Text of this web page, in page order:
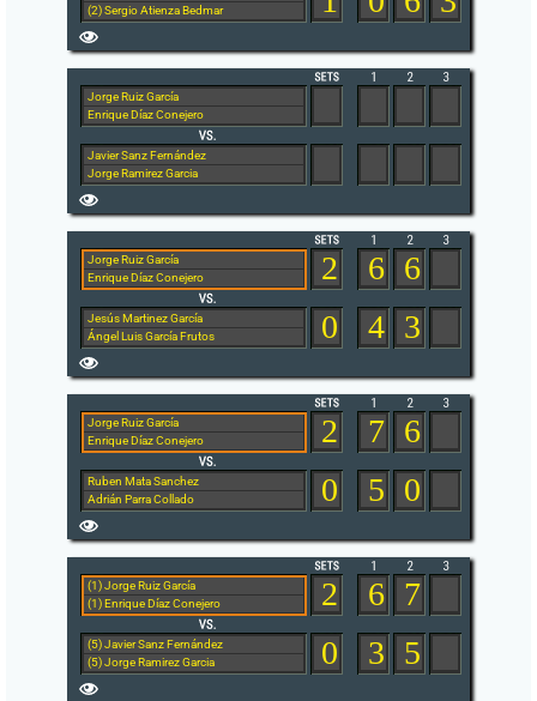
(2) Sergio Atienza Bedmar
Jorge Ruiz García
Enrique Díaz Conejero
Javier Sanz Fernández
Jorge Ramirez Garcia
Jorge Ruiz García
Enrique Díaz Conejero
Jesús Martinez García
Ángel Luis García Frutos
2
0
6 6
4 3
Jorge Ruiz García
Enrique Díaz Conejero
Ruben Mata Sanchez
Adrián Parra Collado
2
0
7 6
5 0
(1) Jorge Ruiz García
(1) Enrique Díaz Conejero
(5) Javier Sanz Fernández
(5) Jorge Ramirez Garcia
2
0
6 7
3 5